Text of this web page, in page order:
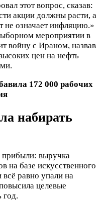
этот вопрос, сказав:
акции должны расти, а
не означает инфляцию.»
мероприятии в
войну с Ираном, назвав
цен на нефть
172 000 рабочих
набирать
выручка
на базе искусственного
равно упали на
целевые
год.